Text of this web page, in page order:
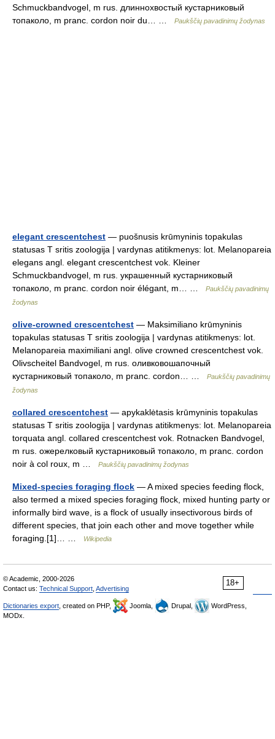
Schmuckbandvogel, m rus. длиннохвостый кустарниковый
топаколо, m pranc. cordon noir du… …
Paukščių pavadinimų žodynas
elegant crescentchest — puošnusis krūmyninis topakulas
statusas T sritis zoologija | vardynas atitikmenys: lot. Melanopareia
elegans angl. elegant crescentchest vok. Kleiner
Schmuckbandvogel, m rus. украшенный кустарниковый
топаколо, m pranc. cordon noir élégant, m… …
Paukščių pavadinimų
žodynas
olive-crowned crescentchest — Maksimiliano krūmyninis
topakulas statusas T sritis zoologija | vardynas atitikmenys: lot.
Melanopareia maximiliani angl. olive crowned crescentchest vok.
Olivscheitel Bandvogel, m rus. оливковошапочный
кустарниковый топаколо, m pranc. cordon… …
Paukščių pavadinimų
žodynas
collared crescentchest — apykaklėtasis krūmyninis topakulas
statusas T sritis zoologija | vardynas atitikmenys: lot. Melanopareia
torquata angl. collared crescentchest vok. Rotnacken Bandvogel,
m rus. ожерелковый кустарниковый топаколо, m pranc. cordon
noir à col roux, m …
Paukščių pavadinimų žodynas
Mixed-species foraging flock — A mixed species feeding flock,
also termed a mixed species foraging flock, mixed hunting party or
informally bird wave, is a flock of usually insectivorous birds of
different species, that join each other and move together while
foraging.[1]… …
Wikipedia
18+
© Academic, 2000-2026
Contact us: Technical Support Advertising
Dictionaries export , created on PHP, Joomla, Drupal,
WordPress,
MODx.